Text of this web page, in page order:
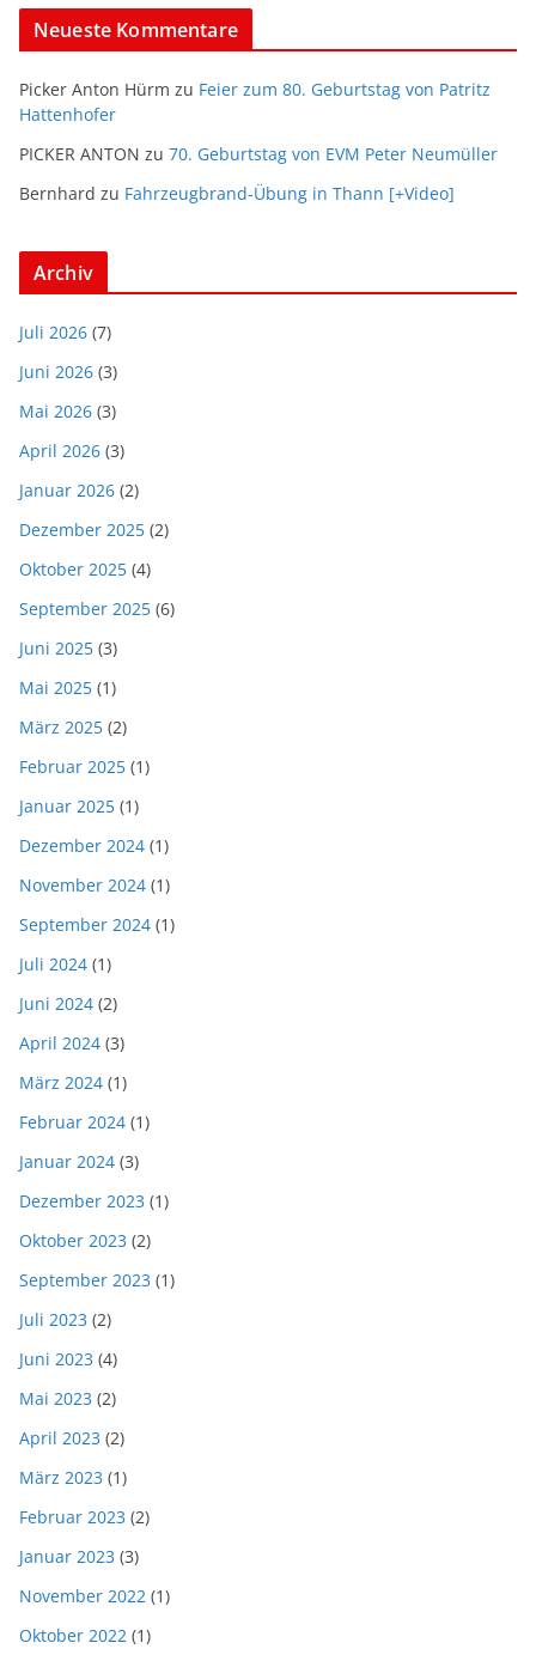
Neueste Kommentare
Picker Anton Hürm zu Feier zum 80. Geburtstag von Patritz
Hattenhofer
PICKER ANTON zu 70. Geburtstag von EVM Peter Neumüller
Bernhard zu Fahrzeugbrand-Übung in Thann [+Video]
Archiv
Juli 2026 (7)
Juni 2026 (3)
Mai 2026 (3)
April 2026 (3)
Januar 2026 (2)
Dezember 2025 (2)
Oktober 2025 (4)
September 2025 (6)
Juni 2025 (3)
Mai 2025 (1)
März 2025 (2)
Februar 2025 (1)
Januar 2025 (1)
Dezember 2024 (1)
November 2024 (1)
September 2024 (1)
Juli 2024 (1)
Juni 2024 (2)
April 2024 (3)
März 2024 (1)
Februar 2024 (1)
Januar 2024 (3)
Dezember 2023 (1)
Oktober 2023 (2)
September 2023 (1)
Juli 2023 (2)
Juni 2023 (4)
Mai 2023 (2)
April 2023 (2)
März 2023 (1)
Februar 2023 (2)
Januar 2023 (3)
November 2022 (1)
Oktober 2022 (1)